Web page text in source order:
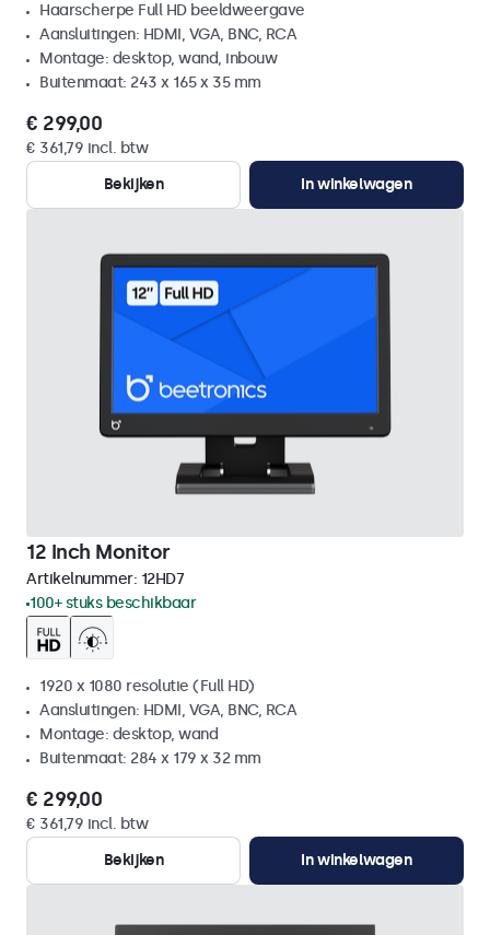
Haarscherpe Full HD beeldweergave
Aansluitingen: HDMI, VGA, BNC, RCA
Montage: desktop, wand, inbouw
Buitenmaat: 243 x 165 x 35 mm
€ 299,00
€ 361,79 incl. btw
Bekijken
In winkelwagen
12 Inch Monitor
Artikelnummer: 12HD7
100+ stuks beschikbaar
1920 x 1080 resolutie (Full HD)
Aansluitingen: HDMI, VGA, BNC, RCA
Montage: desktop, wand
Buitenmaat: 284 x 179 x 32 mm
€ 299,00
€ 361,79 incl. btw
Bekijken
In winkelwagen